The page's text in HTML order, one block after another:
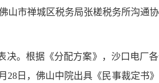
山市禅城区税务局张槎税务所沟通
。根据《分配方案》，沙口电厂
28日，佛山中院出具《民事裁定书